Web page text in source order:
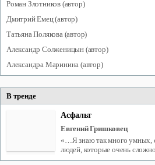
Роман Злотников (автор)
ДмитрийЕмец(автор)
ТатьянаПолякова(автор)
Александр Солженицын (автор)
Александра Маринина (автор)
В тренде
Асфальт
Евгений Гришковец
«…Я знаю так много умных,
людей, которые очень